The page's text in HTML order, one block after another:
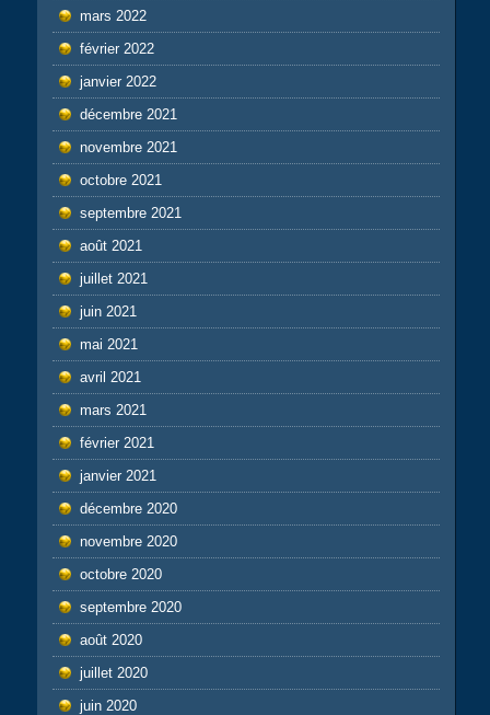
mars 2022
février 2022
janvier 2022
décembre 2021
novembre 2021
octobre 2021
septembre 2021
août 2021
juillet 2021
juin 2021
mai 2021
avril 2021
mars 2021
février 2021
janvier 2021
décembre 2020
novembre 2020
octobre 2020
septembre 2020
août 2020
juillet 2020
juin 2020